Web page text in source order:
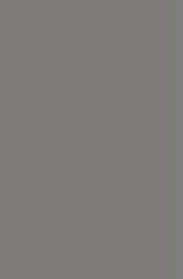
Central Singapore